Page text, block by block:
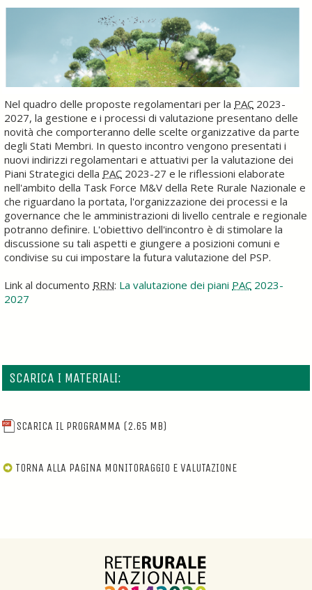
Nel quadro delle proposte regolamentari per la PAC 2023-
2027, la gestione e i processi di valutazione presentano delle
novità che comporteranno delle scelte organizzative da parte
degli Stati Membri. In questo incontro vengono presentati i
nuovi indirizzi regolamentari e attuativi per la valutazione dei
Piani Strategici della PAC 2023-27 e le riflessioni elaborate
nell'ambito della Task Force M&V della Rete Rurale Nazionale e
che riguardano la portata, l'organizzazione dei processi e la
governance che le amministrazioni di livello centrale e regionale
potranno definire. L'obiettivo dell'incontro è di stimolare la
discussione su tali aspetti e giungere a posizioni comuni e
condivise su cui impostare la futura valutazione del PSP.
Link al documento RRN: La valutazione dei piani PAC 2023-
2027
SCARICA I MATERIALI:
SCARICA IL PROGRAMMA (2.65 MB)
TORNA ALLA PAGINA MONITORAGGIO E VALUTAZIONE